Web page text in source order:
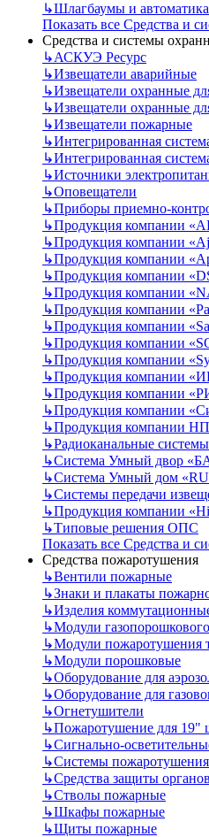
↳Шлагбаумы и
Показать все Средства и
Средства и системы
↳АСКУЭ Ресурс
↳Извещатели аварийные
↳Извещатели охранные
↳Извещатели охранные
↳Извещатели пожарные
↳Интегрированная
↳Интегрированная
↳Источники
↳Оповещатели
↳Приборы приемно-
↳Продукция компании
↳Продукция компании
↳Продукция компании
↳Продукция компании
↳Продукция компании
↳Продукция компании
↳Продукция компании
↳Продукция компании
↳Продукция компании
↳Продукция компании
↳Продукция компании
↳Продукция компании
↳Продукция компании
↳Радиоканальные системы
↳Система Умный двор
↳Система Умный дом
↳Системы передачи
↳Продукция компании
↳Типовые решения ОПС
Показать все Средства и
Средства пожаротушения
↳Вентили пожарные
↳Знаки и плакаты
↳Изделия
↳Модули
↳Модули пожаротушения
↳Модули порошковые
↳Оборудование для
↳Оборудование для
↳Огнетушители
↳Пожаротушение для 19"
↳Сигнально-
↳Системы пожаротушения
↳Средства защиты
↳Стволы пожарные
↳Шкафы пожарные
↳Щиты пожарные